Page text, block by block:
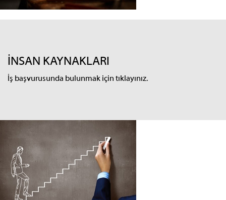
İNSAN KAYNAKLARI
İş başvurusunda bulunmak için tıklayınız.